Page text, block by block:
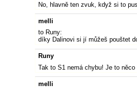
No, hlavně ten zvuk, když si to
melli
to Runy:
díky Dalinovi si jí můžeš pouštet
Runy
Tak to S1 nemá chybu! Je to
melli